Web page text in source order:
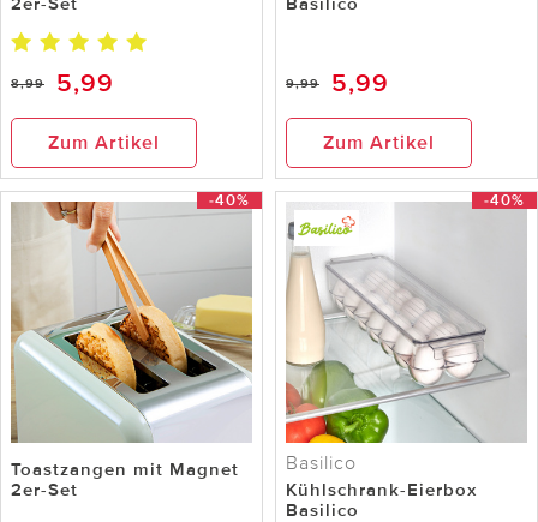
8,99 5,99
Zum Artikel
9,99 5,99
Zum Artikel
-40%
Toastzangen mit Magnet
2er-Set
-40%
Basilico
Kühlschrank-Eierbox
Basilico